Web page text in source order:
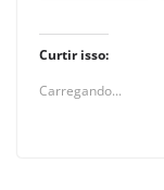
Curtir isso:
Carregando...